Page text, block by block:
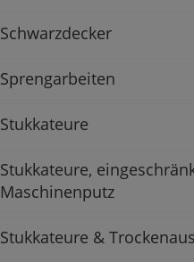
Schwarzdecker
Sprengarbeiten
Stukkateure
Stukkateure,
Maschinenputz
Stukkateure &